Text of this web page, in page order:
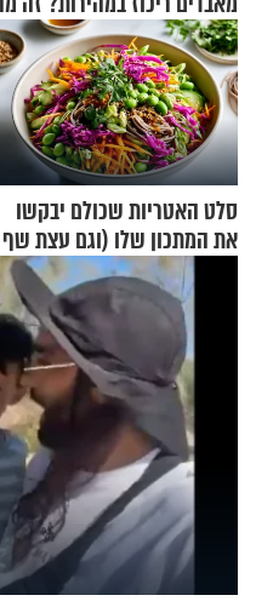
סלט האטריות שכולם יבקשו
את המתכון שלו (וגם עצת שף
להגשת הרוטב)